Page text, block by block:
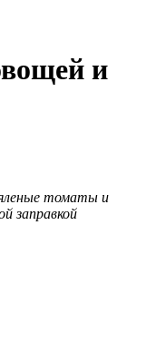
и
томаты и
заправкой